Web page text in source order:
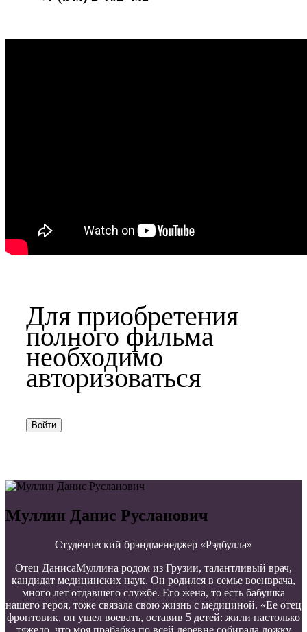
Для приобретения
полного фильма
необходимо
авторизоваться
Войти
Муллин Данис Русланович
Студенческий брэндменеджер «Рэдбулла»
Отец ДанисаМуллина родом из Грузии, талантливый врач,
кандидат медицинских наук. Он родился в семье военврача,
много лет отдавшего службе. Его жена, то есть бабушка
нашего героя, тоже связала свою жизнь с медициной. «Ее отец
фронтовик, он ушел воевать, оставив 5 детей: жили настолько
тяжело, что моя прабабка по всей деревне собирала ложку